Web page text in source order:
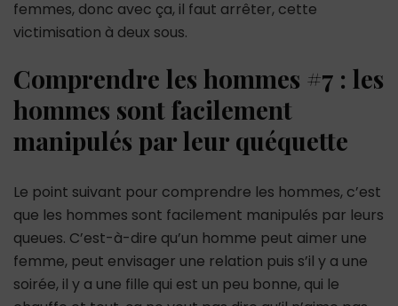
femmes, donc avec ça, il faut arrêter, cette
victimisation à deux sous.
Comprendre les hommes #7 : les
hommes sont facilement
manipulés par leur quéquette
Le point suivant pour comprendre les hommes, c’est
que les hommes sont facilement manipulés par leurs
queues. C’est-à-dire qu’un homme peut aimer une
femme, peut envisager une relation puis s’il y a une
soirée, il y a une fille qui est un peu bonne, qui le